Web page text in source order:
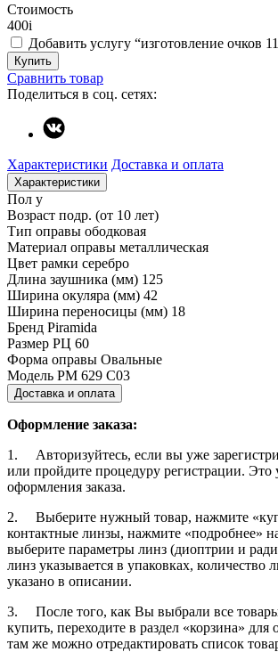
Стоимость
400i
Добавить услугу “изготовление очков
Купить
Сравнить товар
Поделиться в соц. сетях:
Характеристики Доставка и оплата
Характеристики
Пол у
Возраст подр. (от 10 лет)
Тип оправы ободковая
Материал оправы металлическая
Цвет рамки серебро
Длина заушника (мм) 125
Ширина окуляра (мм) 42
Ширина переносицы (мм) 18
Бренд Piramida
Размер РЦ 60
Форма оправы Овальные
Модель PM 629 C03
Доставка и оплата
Оформление заказа:
1. Авторизуйтесь, если вы уже
или пройдите процедуру регистрации. Это
оформления заказа.
2. Выберите нужный товар, нажмите
контактные линзы, нажмите «подробнее»
выберите параметры линз (диоптрии и
линз указывается в упаковках, количество
указано в описании.
3. После того, как Вы выбрали все
купить, переходите в раздел «корзина» для
там же можно отредактировать список